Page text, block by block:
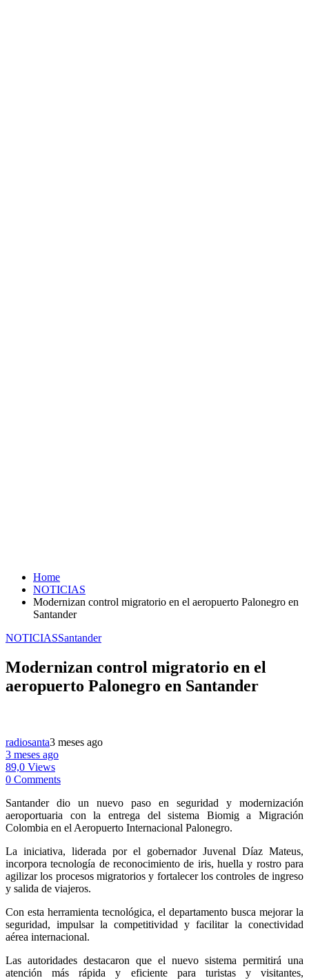
Home
NOTICIAS
Modernizan control migratorio en el aeropuerto Palonegro en
Santander
NOTICIASSantander
Modernizan control migratorio en el
aeropuerto Palonegro en Santander
radiosanta3 meses ago
3 meses ago
89,0 Views
0 Comments
Santander dio un nuevo paso en seguridad y modernización
aeroportuaria con la entrega del sistema Biomig a Migración
Colombia en el Aeropuerto Internacional Palonegro.
La iniciativa, liderada por el gobernador Juvenal Díaz Mateus,
incorpora tecnología de reconocimiento de iris, huella y rostro para
agilizar los procesos migratorios y fortalecer los controles de ingreso
y salida de viajeros.
Con esta herramienta tecnológica, el departamento busca mejorar la
seguridad, impulsar la competitividad y facilitar la conectividad
aérea internacional.
Las autoridades destacaron que el nuevo sistema permitirá una
atención más rápida y eficiente para turistas y visitantes,